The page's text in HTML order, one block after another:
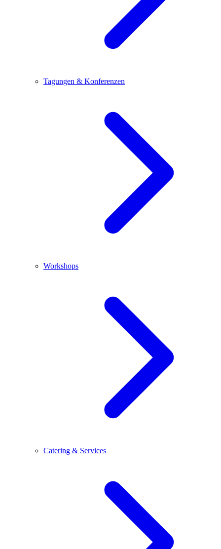
Tagungen & Konferenzen
Workshops
Catering & Services